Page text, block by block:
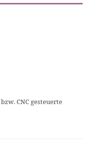
CNC gesteuerte